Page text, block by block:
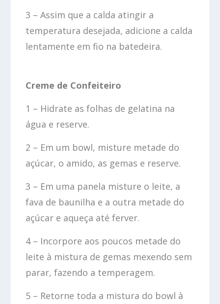
3 – Assim que a calda atingir a
temperatura desejada, adicione a calda
lentamente em fio na batedeira.
Creme de Confeiteiro
1 – Hidrate as folhas de gelatina na
água e reserve.
2 – Em um bowl, misture metade do
açúcar, o amido, as gemas e reserve.
3 – Em uma panela misture o leite, a
fava de baunilha e a outra metade do
açúcar e aqueça até ferver.
4 – Incorpore aos poucos metade do
leite à mistura de gemas mexendo sem
parar, fazendo a temperagem.
5 – Retorne toda a mistura do bowl à